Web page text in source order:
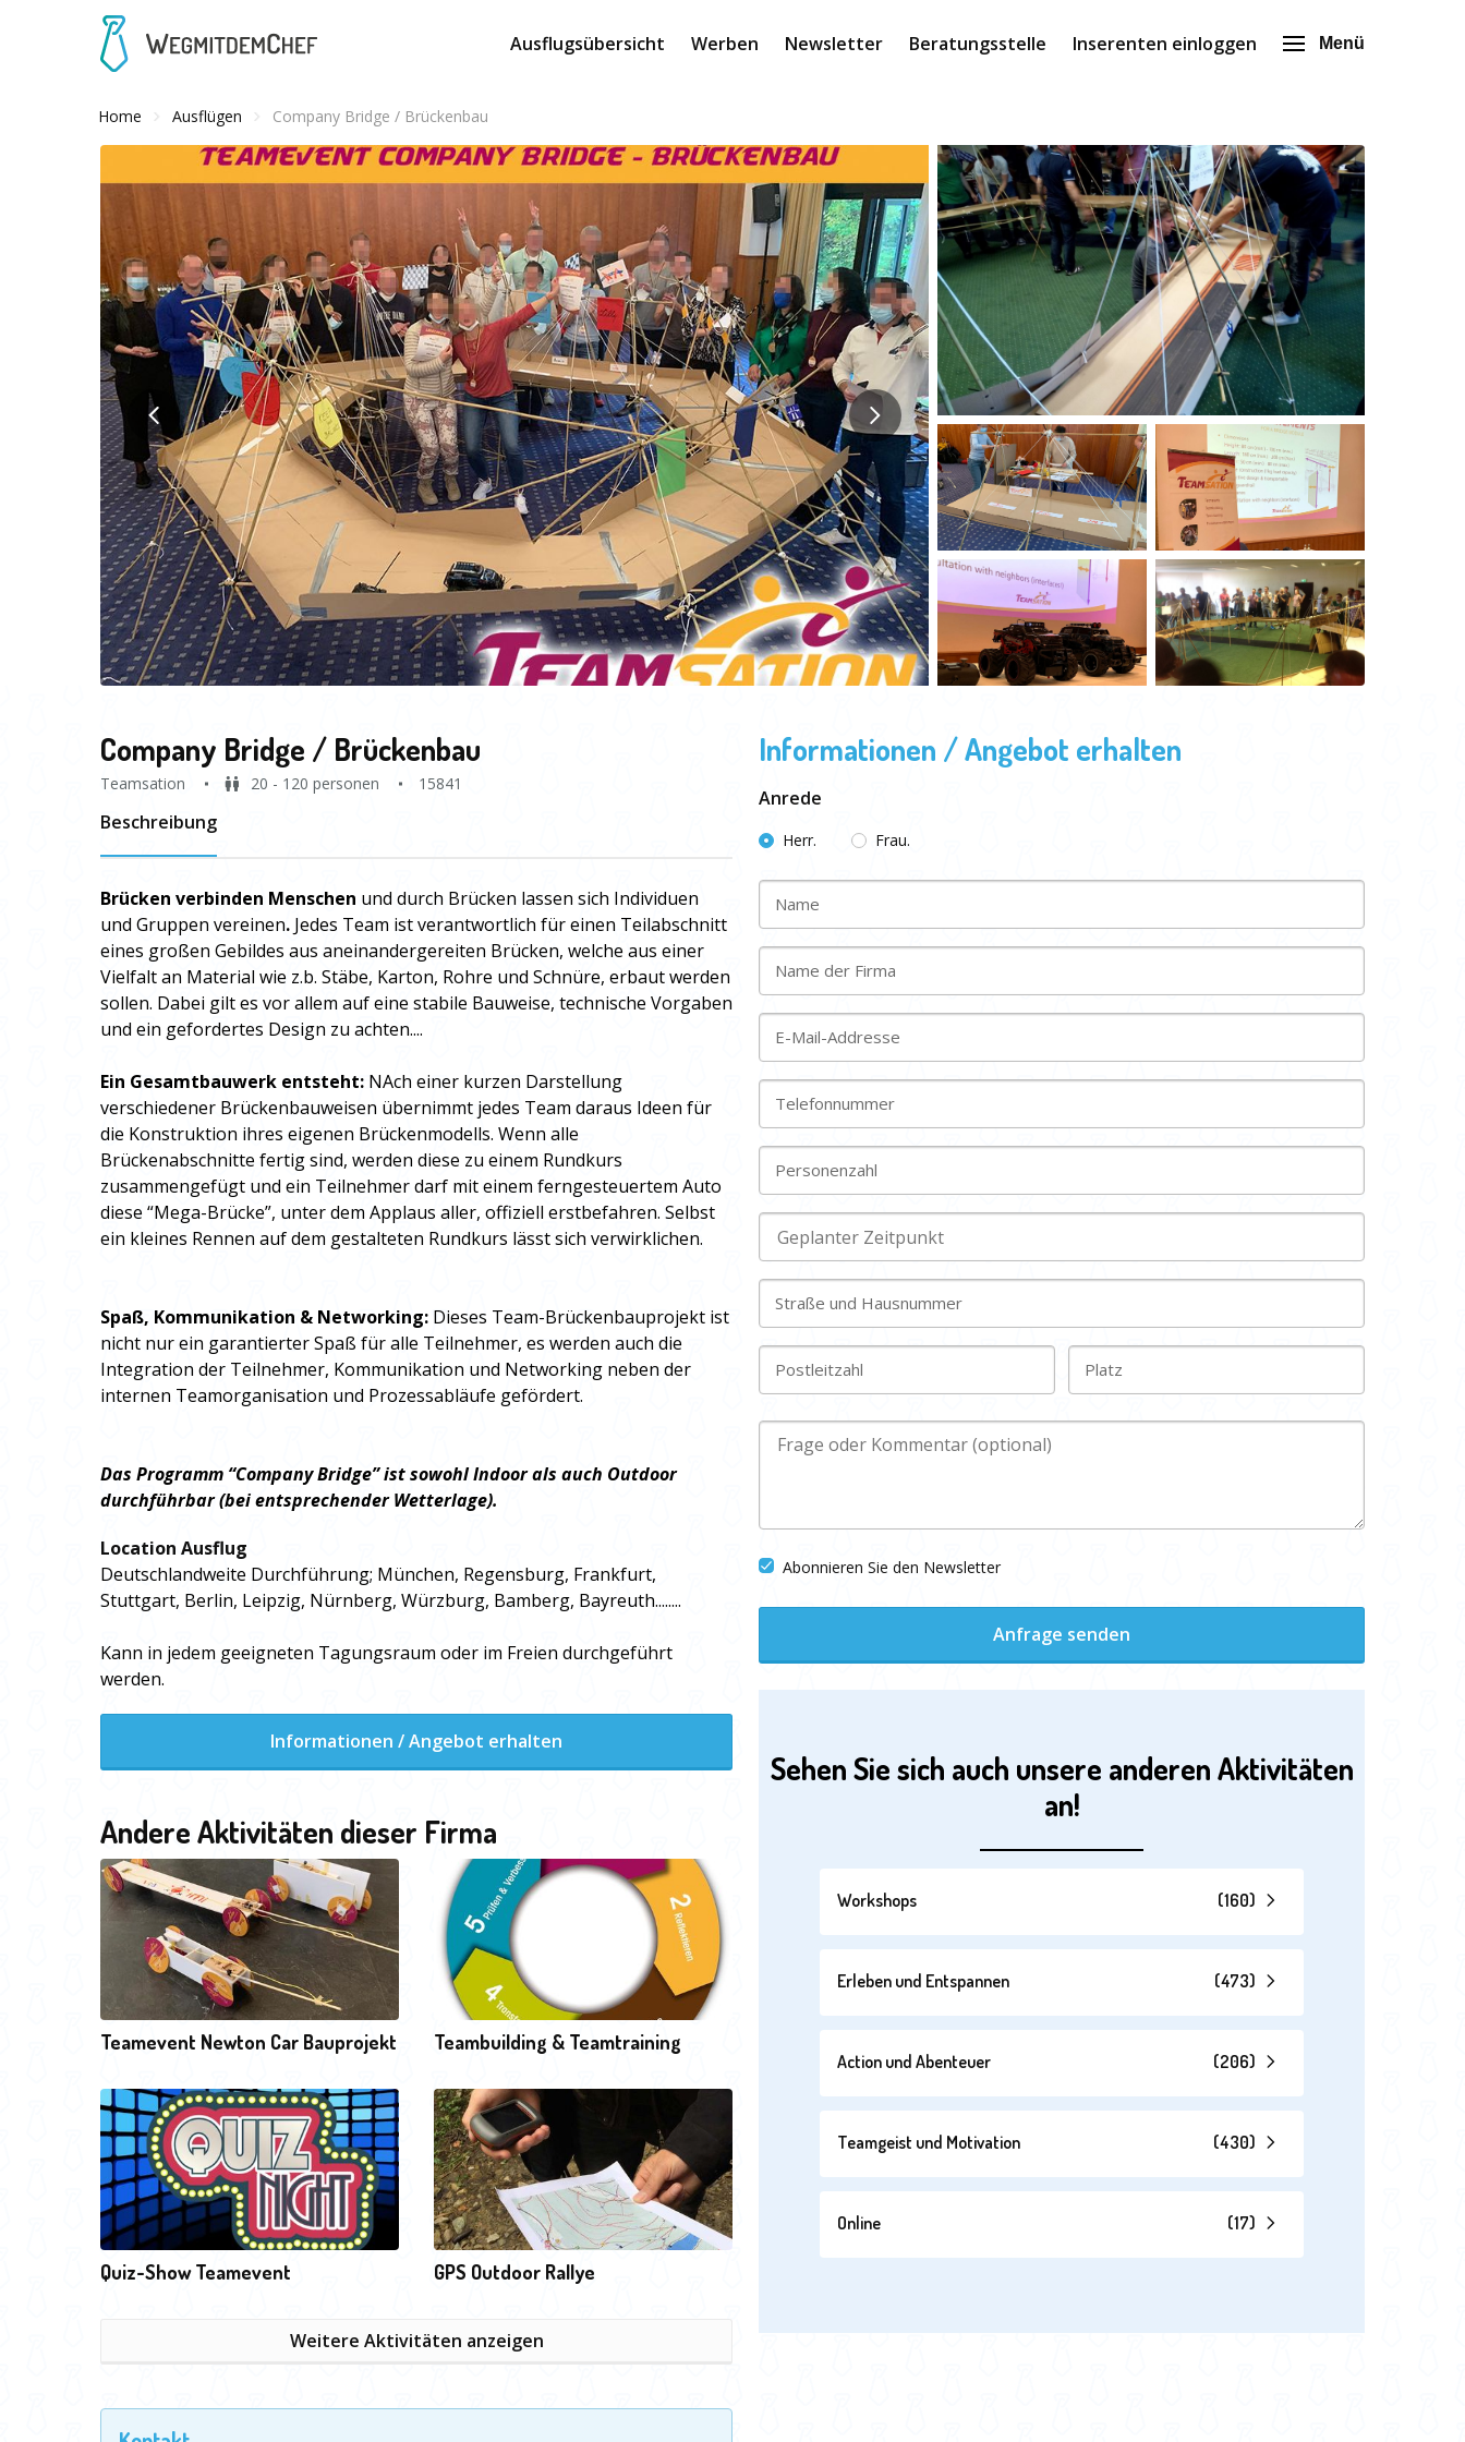
Ausflugsübersicht Werben Newsletter Beratungsstelle Inserenten einloggen Menü
Home Ausflügen Company Bridge / Brückenbau
Company Bridge / Brückenbau
Teamsation 20 - 120 personen 15841
Beschreibung
Brücken verbinden Menschen und durch Brücken lassen sich Individuen
und Gruppen vereinen. Jedes Team ist verantwortlich für einen Teilabschnitt
eines großen Gebildes aus aneinandergereiten Brücken, welche aus einer
Vielfalt an Material wie z.b. Stäbe, Karton, Rohre und Schnüre, erbaut werden
sollen. Dabei gilt es vor allem auf eine stabile Bauweise, technische Vorgaben
und ein gefordertes Design zu achten....
Ein Gesamtbauwerk entsteht: NAch einer kurzen Darstellung
verschiedener Brückenbauweisen übernimmt jedes Team daraus Ideen für
die Konstruktion ihres eigenen Brückenmodells. Wenn alle
Brückenabschnitte fertig sind, werden diese zu einem Rundkurs
zusammengefügt und ein Teilnehmer darf mit einem ferngesteuertem Auto
diese “Mega-Brücke”, unter dem Applaus aller, offiziell erstbefahren. Selbst
ein kleines Rennen auf dem gestalteten Rundkurs lässt sich verwirklichen.
Spaß, Kommunikation & Networking: Dieses Team-Brückenbauprojekt ist
nicht nur ein garantierter Spaß für alle Teilnehmer, es werden auch die
Integration der Teilnehmer, Kommunikation und Networking neben der
internen Teamorganisation und Prozessabläufe gefördert.
Das Programm “Company Bridge” ist sowohl Indoor als auch Outdoor
durchführbar (bei entsprechender Wetterlage).
Location Ausflug
Deutschlandweite Durchführung; München, Regensburg, Frankfurt,
Stuttgart, Berlin, Leipzig, Nürnberg, Würzburg, Bamberg, Bayreuth........
Kann in jedem geeigneten Tagungsraum oder im Freien durchgeführt
werden.
Informationen / Angebot erhalten
Andere Aktivitäten dieser Firma
Teamevent Newton Car Bauprojekt Teambuilding & Teamtraining
Quiz-Show Teamevent GPS Outdoor Rallye
Weitere Aktivitäten anzeigen
Informationen / Angebot erhalten
Anrede
Herr. Frau.
Name
Name der Firma
E-Mail-Addresse
Telefonnummer
Personenzahl
Straße und Hausnummer
Postleitzahl Platz
Abonnieren Sie den Newsletter
Anfrage senden
Sehen Sie sich auch unsere anderen Aktivitäten
an!
Workshops (160)
Erleben und Entspannen (473)
Action und Abenteuer (206)
Teamgeist und Motivation (430)
Online (17)